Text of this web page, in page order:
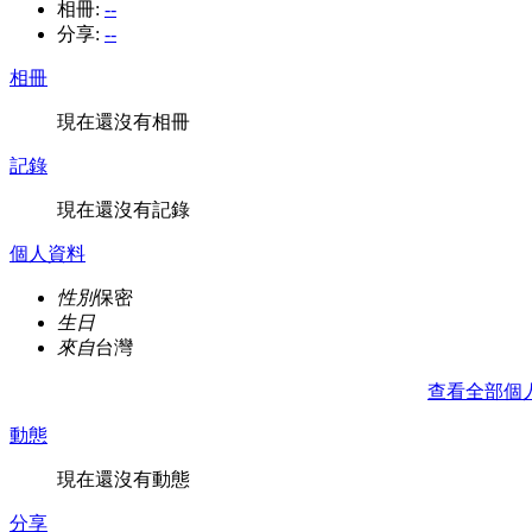
相冊: --
分享: --
相冊
現在還沒有相冊
記錄
現在還沒有記錄
個人資料
性別保密
生日
來自台灣
查看全部個
動態
現在還沒有動態
分享